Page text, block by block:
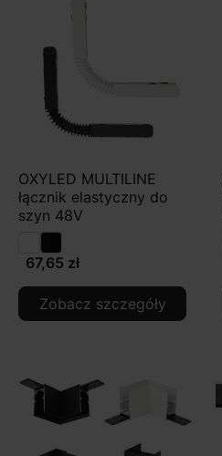
OXYLED MULTILINE
łącznik elastyczny do
szyn 48V
67,65 zł
Zobacz szczegóły